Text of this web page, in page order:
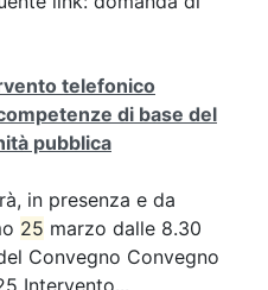
telefonico
di base del
pubblica
in presenza e da
25 marzo dalle 8.30
Convegno Convegno
Intervento...